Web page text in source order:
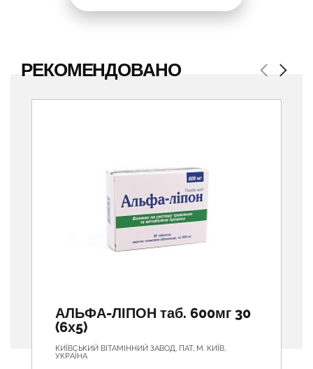
РЕКОМЕНДОВАНО Previous
АЛЬФА-ЛІПОН таб. 600мг 30
(6х5)
КИЇВСЬКИЙ ВІТАМІННИЙ ЗАВОД, ПАТ, М. КИЇВ,
УКРАЇНА
Next